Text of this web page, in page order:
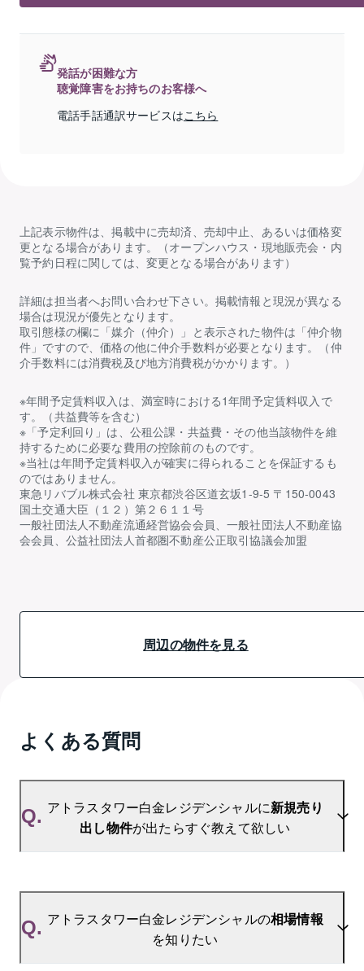
発話が困難な方
聴覚障害をお持ちのお客様へ
電話手話通訳サービスはこちら
上記表示物件は、掲載中に売却済、売却中止、あるいは価格変
更となる場合があります。（オープンハウス・現地販売会・内
覧予約日程に関しては、変更となる場合があります）
詳細は担当者へお問い合わせ下さい。掲載情報と現況が異なる
場合は現況が優先となります。
取引態様の欄に「媒介（仲介）」と表示された物件は「仲介物
件」ですので、価格の他に仲介手数料が必要となります。（仲
介手数料には消費税及び地方消費税がかかります。）
※年間予定賃料収入は、満室時における1年間予定賃料収入で
す。（共益費等を含む）
※「予定利回り」は、公租公課・共益費・その他当該物件を維
持するために必要な費用の控除前のものです。
※当社は年間予定賃料収入が確実に得られることを保証するも
のではありません。
東急リバブル株式会社 東京都渋谷区道玄坂1-9-5 〒150-0043
国土交通大臣（１２）第２６１１号
一般社団法人不動産流通経営協会会員、一般社団法人不動産協
会会員、公益社団法人首都圏不動産公正取引協議会加盟
周辺の物件を見る
よくある質問
Q. アトラスタワー白金レジデンシャルに新規売り
出し物件が出たらすぐ教えて欲しい
A.当サイトには、「売り出されたら教えて」リクエス
ト機能がございます。お気に入りのマンションをご
登録いただきますと、新着情報をいち早くお届けし
Q. アトラスタワー白金レジデンシャルの相場情報
を知りたい